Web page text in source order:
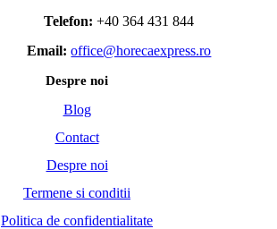
Telefon: +40 364 431 844
Email: office@horecaexpress.ro
Despre noi
Blog
Contact
Despre noi
Termene si conditii
Politica de confidentialitate